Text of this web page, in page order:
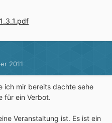
2011
ich mir bereits dachte sehe
für ein Verbot.
Veranstaltung ist. Es ist ein